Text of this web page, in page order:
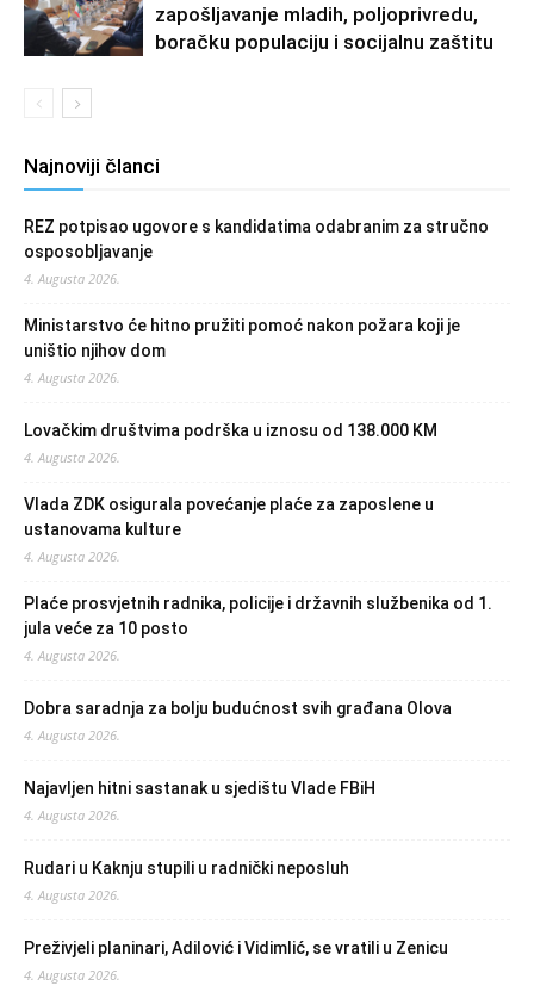
zapošljavanje mladih, poljoprivredu,
boračku populaciju i socijalnu zaštitu
Najnoviji članci
REZ potpisao ugovore s kandidatima odabranim za stručno
osposobljavanje
4. Augusta 2026.
Ministarstvo će hitno pružiti pomoć nakon požara koji je
uništio njihov dom
4. Augusta 2026.
Lovačkim društvima podrška u iznosu od 138.000 KM
4. Augusta 2026.
Vlada ZDK osigurala povećanje plaće za zaposlene u
ustanovama kulture
4. Augusta 2026.
Plaće prosvjetnih radnika, policije i državnih službenika od 1.
jula veće za 10 posto
4. Augusta 2026.
Dobra saradnja za bolju budućnost svih građana Olova
4. Augusta 2026.
Najavljen hitni sastanak u sjedištu Vlade FBiH
4. Augusta 2026.
Rudari u Kaknju stupili u radnički neposluh
4. Augusta 2026.
Preživjeli planinari, Adilović i Vidimlić, se vratili u Zenicu
4. Augusta 2026.